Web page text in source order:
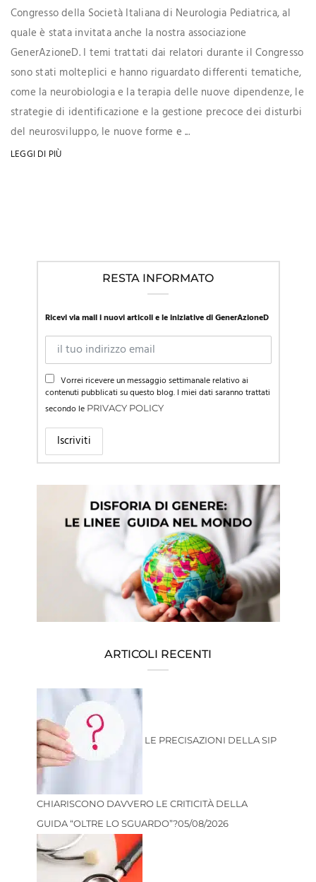
Congresso della Società Italiana di Neurologia Pediatrica, al
quale è stata invitata anche la nostra associazione
GenerAzioneD. I temi trattati dai relatori durante il Congresso
sono stati molteplici e hanno riguardato differenti tematiche,
come la neurobiologia e la terapia delle nuove dipendenze, le
strategie di identificazione e la gestione precoce dei disturbi
del neurosviluppo, le nuove forme e ...
LEGGI DI PIÙ
RESTA INFORMATO
Ricevi via mail i nuovi articoli e le iniziative di GenerAzioneD
Vorrei ricevere un messaggio settimanale relativo ai
contenuti pubblicati su questo blog. I miei dati saranno trattati
secondo le PRIVACY POLICY
ARTICOLI RECENTI
LE PRECISAZIONI DELLA SIP
CHIARISCONO DAVVERO LE CRITICITÀ DELLA
GUIDA “OLTRE LO SGUARDO”?05/08/2026